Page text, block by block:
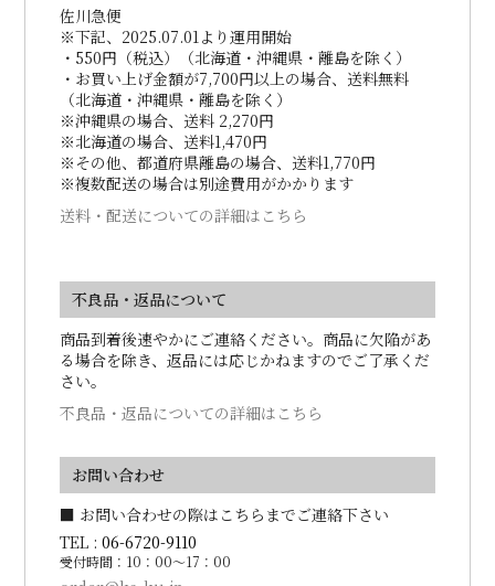
佐川急便
※下記、2025.07.01より運用開始
・550円（税込）（北海道・沖縄県・離島を除く）
・お買い上げ金額が7,700円以上の場合、送料無料
（北海道・沖縄県・離島を除く）
※沖縄県の場合、送料 2,270円
※北海道の場合、送料1,470円
※その他、都道府県離島の場合、送料1,770円
※複数配送の場合は別途費用がかかります
送料・配送についての詳細はこちら
不良品・返品について
商品到着後速やかにご連絡ください。商品に欠陥があ
る場合を除き、返品には応じかねますのでご了承くだ
さい。
不良品・返品についての詳細はこちら
お問い合わせ
■ お問い合わせの際はこちらまでご連絡下さい
TEL : 06-6720-9110
受付時間：10：00～17：00